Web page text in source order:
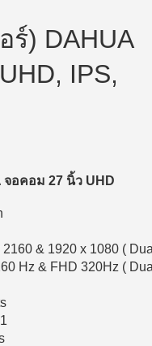
ร์) DAHUA
IPS,
จอคอม 27 นิ้ว UHD
2160 & 1920 x 1080 (
Hz & FHD 320Hz (